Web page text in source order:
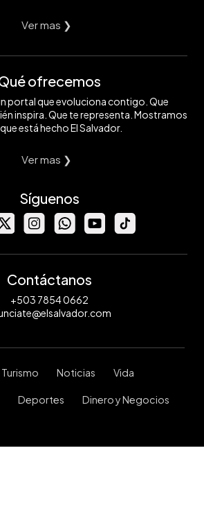
Ver mas ❯
ofrecemos
portal que evoluciona contigo. Que
inspira. Que te representa. Mostramos
está hecho El Salvador.
Ver mas ❯
Síguenos
Contáctanos
+503 7854 0662
Turismo Noticias Vida
Deportes Dinero y Negocios